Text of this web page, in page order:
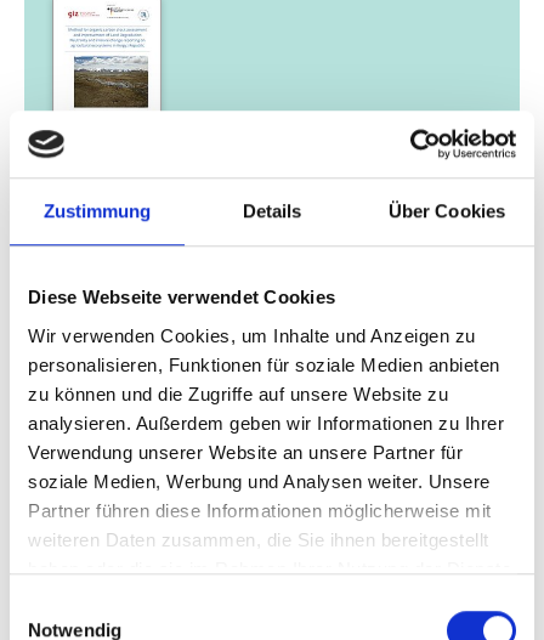
Zustimmung Details Über Cookies
Diese Webseite verwendet Cookies
Wir verwenden Cookies, um Inhalte und Anzeigen zu
personalisieren, Funktionen für soziale Medien anbieten
zu können und die Zugriffe auf unsere Website zu
analysieren. Außerdem geben wir Informationen zu Ihrer
Verwendung unserer Website an unsere Partner für
soziale Medien, Werbung und Analysen weiter. Unsere
Partner führen diese Informationen möglicherweise mit
weiteren Daten zusammen, die Sie ihnen bereitgestellt
haben oder die sie im Rahmen Ihrer Nutzung der Dienste
Notwendig
Method for organic carbon stock
assessment and improvement of Land
change reporting on agricultural
ecosystems in Kyrgyz Republic
Englisch (externer Link)